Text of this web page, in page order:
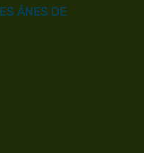
ÂNES DE